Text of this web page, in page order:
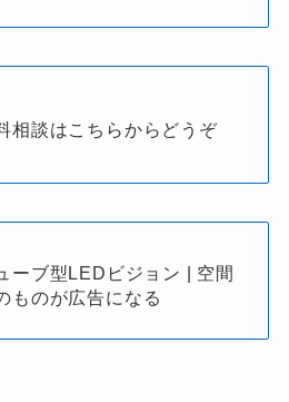
相談はこちらからどうぞ
ーブ型LEDビジョン | 空間
ものが広告になる